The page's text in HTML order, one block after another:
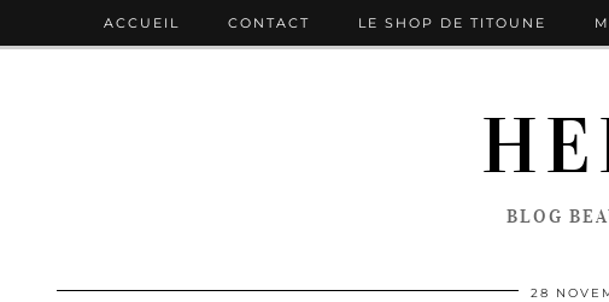
BLOG
ACCUEIL CONTACT LE SHOP DE TITOUNE
28